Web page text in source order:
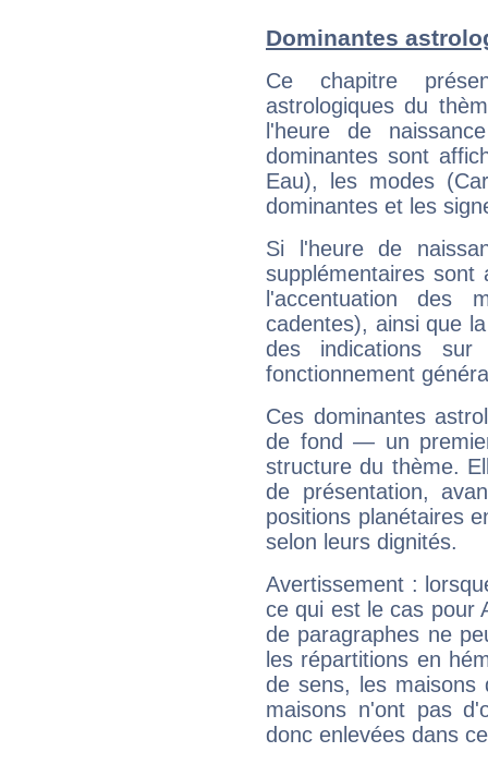
Dominantes
Ce chapitre
astrologiques du
l'heure de
dominantes sont
Eau), les modes
dominantes et les
Si l'heure de
supplémentaires sont
l'accentuation des
cadentes), ainsi que
des indications sur
fonctionnement
Ces dominantes
de fond — un
structure du thème.
de présentation,
positions planétaires
selon leurs dignités.
Avertissement :
ce qui est le cas pour
de paragraphes ne
les répartitions en
de sens, les maisons
maisons n'ont pas
donc enlevées dans